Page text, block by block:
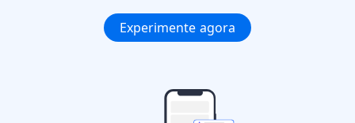
Experimente agora